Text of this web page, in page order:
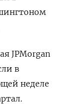
JPMorgan
в
неделе